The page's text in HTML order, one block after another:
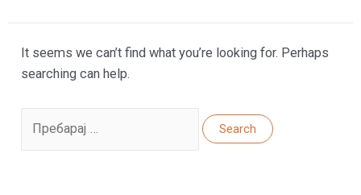
It seems we can’t find what you’re looking for. Perhaps
searching can help.